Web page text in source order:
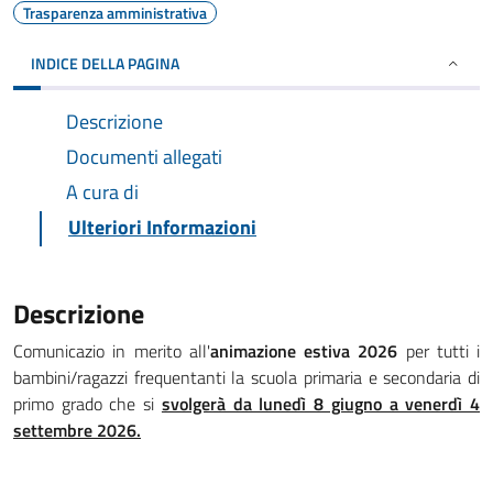
Trasparenza amministrativa
INDICE DELLA PAGINA
Descrizione
Documenti allegati
A cura di
Ulteriori Informazioni
Descrizione
Comunicazio in merito all'animazione estiva 2026 per tutti i
bambini/ragazzi frequentanti la scuola primaria e secondaria di
primo grado che si svolgerà da lunedì 8 giugno a venerdì 4
settembre 2026.